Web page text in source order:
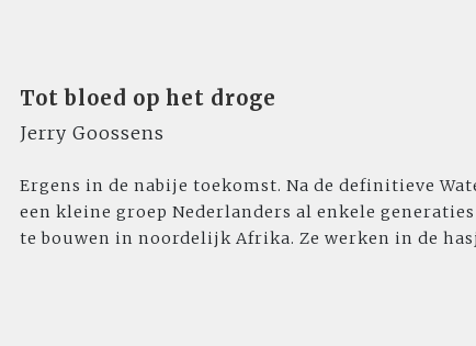
Tot bloed op het droge
Jerry Goossens
Ergens in de nabije toekomst. Na de definitieve
een kleine groep Nederlanders al enkele
te bouwen in noordelijk Afrika. Ze werken in de